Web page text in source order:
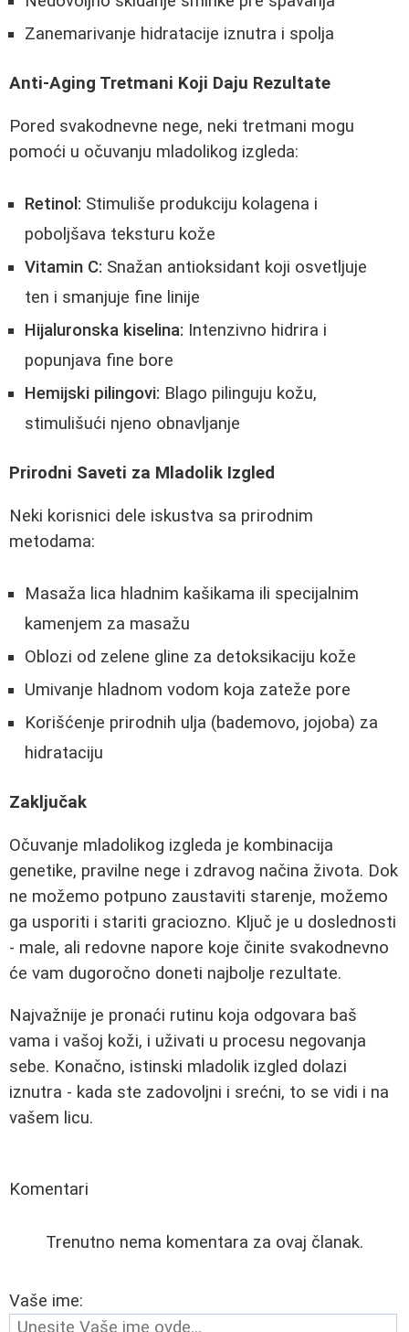
Zanemarivanje hidratacije iznutra i spolja
Anti-Aging Tretmani Koji Daju Rezultate
Pored svakodnevne nege, neki tretmani mogu
pomoći u očuvanju mladolikog izgleda:
Retinol: Stimuliše produkciju kolagena i
poboljšava teksturu kože
Vitamin C: Snažan antioksidant koji osvetljuje
ten i smanjuje fine linije
Hijaluronska kiselina: Intenzivno hidrira i
popunjava fine bore
Hemijski pilingovi: Blago pilinguju kožu,
stimulišući njeno obnavljanje
Prirodni Saveti za Mladolik Izgled
Neki korisnici dele iskustva sa prirodnim
metodama:
Masaža lica hladnim kašikama ili specijalnim
kamenjem za masažu
Oblozi od zelene gline za detoksikaciju kože
Umivanje hladnom vodom koja zateže pore
Korišćenje prirodnih ulja (bademovo, jojoba) za
hidrataciju
Zaključak
Očuvanje mladolikog izgleda je kombinacija
genetike, pravilne nege i zdravog načina života. Dok
ne možemo potpuno zaustaviti starenje, možemo
ga usporiti i stariti graciozno. Ključ je u doslednosti
- male, ali redovne napore koje činite svakodnevno
će vam dugoročno doneti najbolje rezultate.
Najvažnije je pronaći rutinu koja odgovara baš
vama i vašoj koži, i uživati u procesu negovanja
sebe. Konačno, istinski mladolik izgled dolazi
iznutra - kada ste zadovoljni i srećni, to se vidi i na
vašem licu.
Komentari
Trenutno nema komentara za ovaj članak.
Vaše ime: